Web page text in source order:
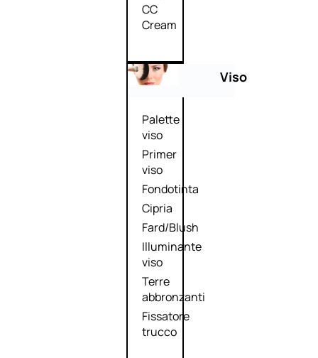
CC
Cream
Viso
Palette
viso
Primer
viso
Fondotinta
Cipria
Fard/Blush
Illuminante
viso
Terre
abbronzanti
Fissatore
trucco